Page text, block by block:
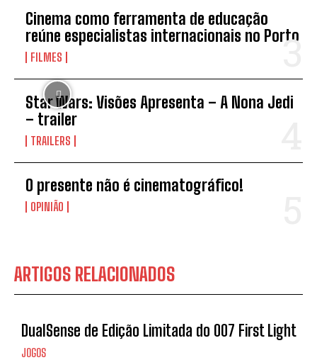
Cinema como ferramenta de educação
reúne especialistas internacionais no Porto
FILMES
Star Wars: Visões Apresenta – A Nona Jedi
– trailer
TRAILERS
O presente não é cinematográfico!
OPINIÃO
ARTIGOS RELACIONADOS
DualSense de Edição Limitada do 007 First Light
JOGOS